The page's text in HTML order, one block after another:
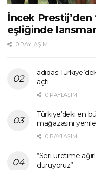
İncek Prestij’den
eşliğinde
0 PAYLAŞIM
adidas
açtı
0 PAYLAŞIM
Türkiye’deki en
mağazasını
0 PAYLAŞIM
“Seri üretime
duruyoruz”